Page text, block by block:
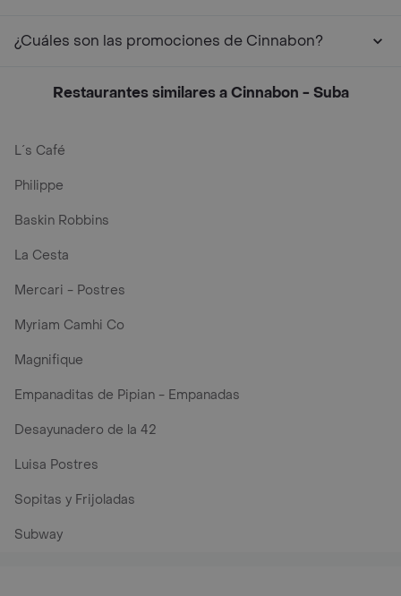
¿Cuáles son las promociones de Cinnabon?
Restaurantes similares a Cinnabon - Suba
L´s Café
Philippe
Baskin Robbins
La Cesta
Mercari - Postres
Myriam Camhi Co
Magnifique
Empanaditas de Pipian - Empanadas
Desayunadero de la 42
Luisa Postres
Sopitas y Frijoladas
Subway